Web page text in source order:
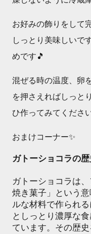
お好みの飾りをして
しっとり美味しいで
めです🎵
混ぜる時の温度、卵
を押さえればしっと
ひ作ってみてくださ
おまけコーナー✨
ガトーショコラの
ガトーショコラは
焼き菓子」という
ルな材料で作られ
としっとり濃厚な
ています。その歴